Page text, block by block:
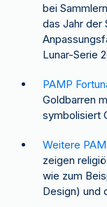
bei
das Jahr der
Lunar-Serie
PAMP
Goldbarren
symbolisiert
Weitere
zeigen
wie zum
Design) und